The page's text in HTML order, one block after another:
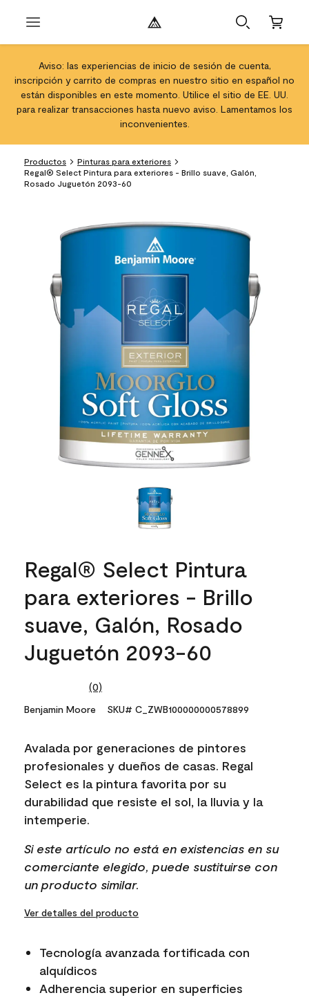
Aviso: las experiencias de inicio de sesión de cuenta,
inscripción y carrito de compras en nuestro sitio en español no
están disponibles en este momento. Utilice el sitio de EE. UU.
para realizar transacciones hasta nuevo aviso. Lamentamos los
inconvenientes.
Productos
Pinturas para exteriores
Regal® Select Pintura para exteriores - Brillo suave, Galón,
Rosado Juguetón 2093-60
Regal® Select Pintura
para exteriores - Brillo
suave, Galón, Rosado
Juguetón 2093-60
No
value.
link.
(0)
Benjamin Moore SKU# C_ZWB100000000578899
Avalada por generaciones de pintores
profesionales y dueños de casas. Regal
Select es la pintura favorita por su
durabilidad que resiste el sol, la lluvia y la
intemperie.
Si este artículo no está en existencias en su
comerciante elegido, puede sustituirse con
un producto similar.
Ver detalles del producto
Tecnología avanzada fortificada con
alquídicos
Adherencia superior en superficies